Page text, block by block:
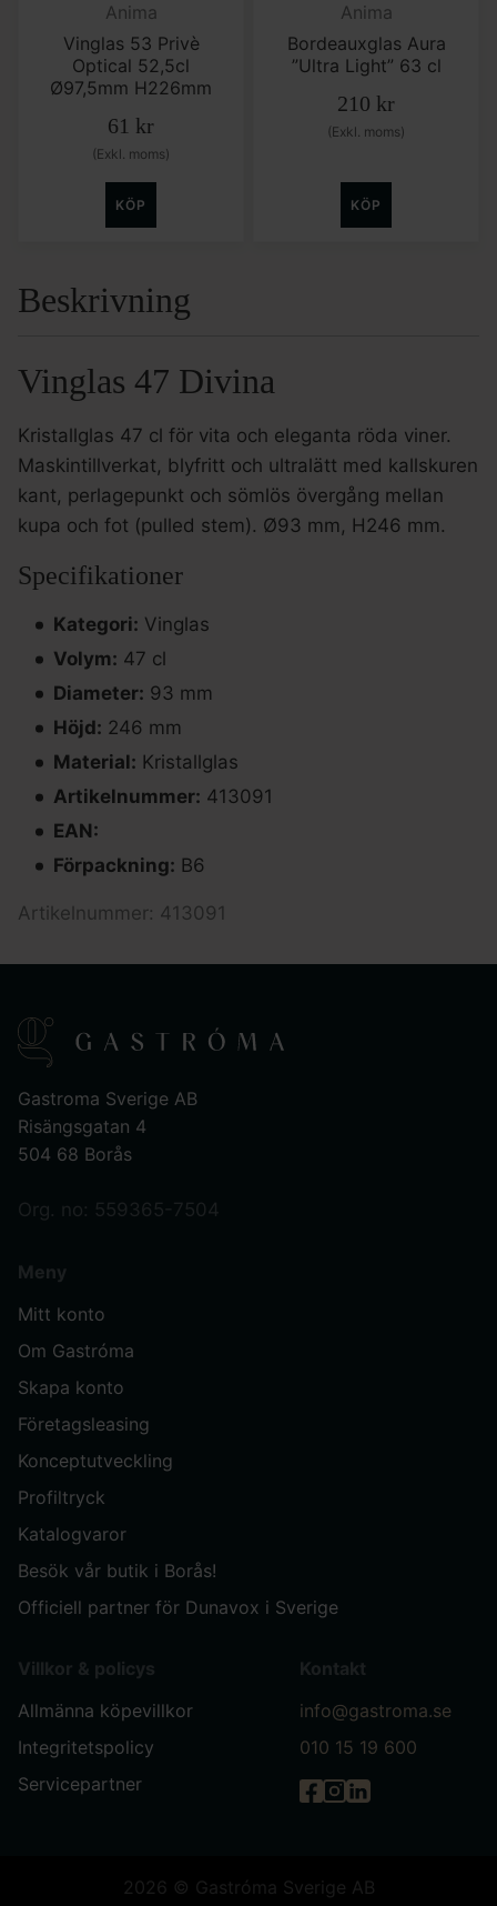
Anima
Vinglas 53 Privè
Optical 52,5cl
Ø97,5mm H226mm
61 kr
(Exkl. moms)
KÖP
Anima
Bordeauxglas Aura
”Ultra Light” 63 cl
210 kr
(Exkl. moms)
KÖP
Beskrivning
Vinglas 47 Divina
Kristallglas 47 cl för vita och eleganta röda viner.
Maskintillverkat, blyfritt och ultralätt med kallskuren
kant, perlagepunkt och sömlös övergång mellan
kupa och fot (pulled stem). Ø93 mm, H246 mm.
Specifikationer
Kategori: Vinglas
Volym: 47 cl
Diameter: 93 mm
Höjd: 246 mm
Material: Kristallglas
Artikelnummer: 413091
EAN:
Förpackning: B6
Artikelnummer: 413091
Gastroma Sverige AB
Risängsgatan 4
504 68 Borås
Org. no: 559365-7504
Meny
Mitt konto
Om Gastróma
Skapa konto
Företagsleasing
Konceptutveckling
Profiltryck
Katalogvaror
Besök vår butik i Borås!
Officiell partner för Dunavox i Sverige
Villkor & policys
Allmänna köpevillkor
Integritetspolicy
Servicepartner
Kontakt
info@gastroma.se
010 15 19 600
Gastróma på Facebook
Gastróma på
Gastróma på
2026 © Gastróma Sverige AB